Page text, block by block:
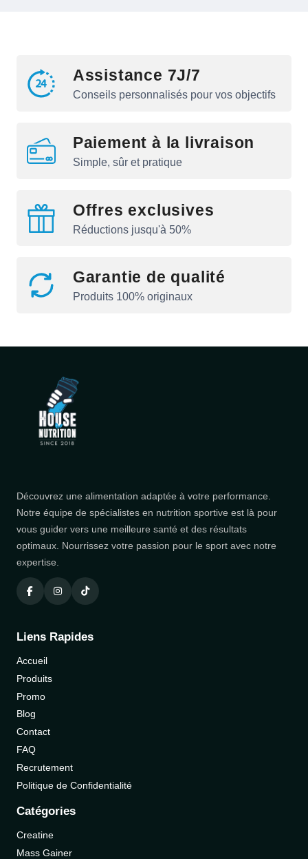
Assistance 7J/7
Conseils personnalisés pour vos objectifs
Paiement à la livraison
Simple, sûr et pratique
Offres exclusives
Réductions jusqu'à 50%
Garantie de qualité
Produits 100% originaux
Découvrez une alimentation adaptée à votre performance.
Notre équipe de spécialistes en nutrition sportive est là pour
vous guider vers une meilleure santé et des résultats
optimaux. Nourrissez votre passion pour le sport avec notre
expertise.
Liens Rapides
Accueil
Produits
Promo
Blog
Contact
FAQ
Recrutement
Politique de Confidentialité
Catégories
Creatine
Mass Gainer